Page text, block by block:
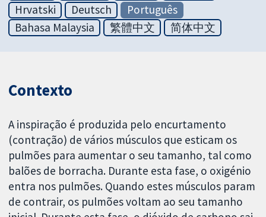
Hrvatski
Deutsch
Português
Bahasa Malaysia
繁體中文 简体中文
Contexto
A inspiração é produzida pelo encurtamento
(contração) de vários músculos que esticam os
pulmões para aumentar o seu tamanho, tal como
balões de borracha. Durante esta fase, o oxigénio
entra nos pulmões. Quando estes músculos param
de contrair, os pulmões voltam ao seu tamanho